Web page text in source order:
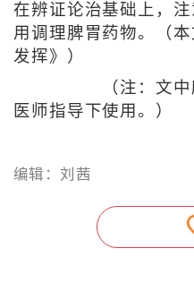
在辨证论治基础上，
用调理脾胃药物。（
发挥》）
（注：文中
医师指导下使用。）
编辑：刘茜